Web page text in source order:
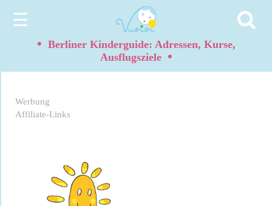
☰
• Berliner Kinderguide: Adressen, Kurse,
Ausflugsziele •
Werbung
Affiliate-Links